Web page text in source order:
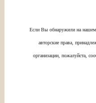
Если Вы обнаружили на нашем
авторские права,
организации, пожалуйста,